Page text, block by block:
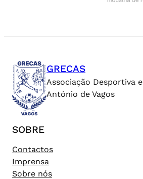
GRECAS
Associação Desportiva
António de Vagos
SOBRE
Contactos
Imprensa
Sobre nós